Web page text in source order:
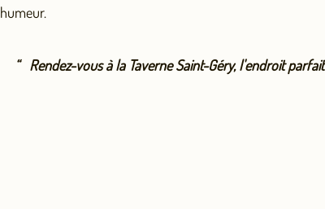
humeur.
Rendez-vous à la Taverne Saint-Géry, l'endroit